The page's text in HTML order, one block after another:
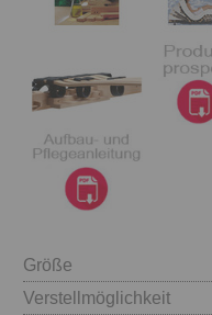
Größe
Verstellmöglichkeit